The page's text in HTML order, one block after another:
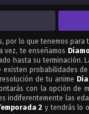
por lo que tenemos
vez, te enseñamos
hasta su terminación.
existen probabilidades
de tu anime
con la opción de
indiferentemente las
2 y tendrás lo